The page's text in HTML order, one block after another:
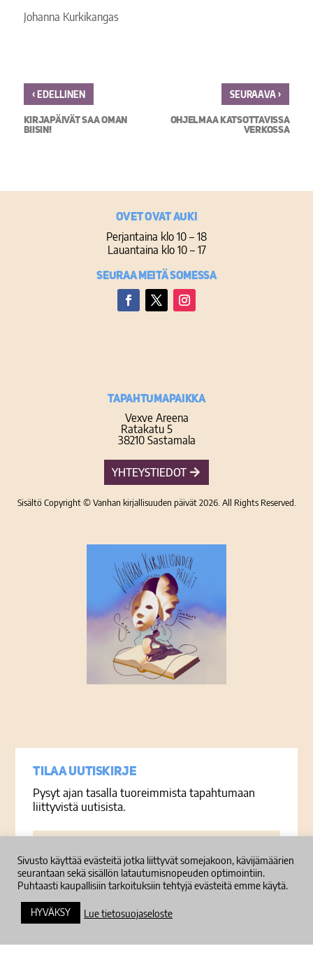
Johanna Kurkikangas
‹EDELLINEN
KIRJAPÄIVÄT SAA OMAN
BIISIN!
SEURAAVA›
OHJELMAA KATSOTTAVISSA
VERKOSSA
Ovet ovat auki
Perjantaina klo 10 – 18
Lauantaina klo 10 – 17
Seuraa meitä somessa
TAPAHTUMAPAIKKA
Vexve Areena
Ratakatu 5
38210 Sastamala
YHTEYSTIEDOT
Sisältö Copyright © Vanhan kirjallisuuden päivät 2026. All Rights Reserved.
Tilaa uutiskirje
Pysyt ajan tasalla tuoreimmista tapahtumaan
liittyvistä uutisista.
Sähköposti
Tilaa
Sivusto käyttää evästeitä jotka liittyvät somejakoon, kävijämäärien
seurantaan sekä sisällön latautumisnopeuden optimointiin.
Puhtaasti kaupallisiin tarkoituksiin tehtyjä evästeitä emme käytä.
HYVÄKSY Lue tietosuojaseloste